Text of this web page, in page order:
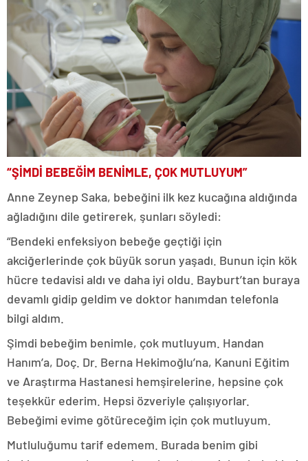
“ŞİMDİ BEBEĞİM BENİMLE, ÇOK MUTLUYUM”
Anne Zeynep Saka, bebeğini ilk kez kucağına aldığında
ağladığını dile getirerek, şunları söyledi:
“Bendeki enfeksiyon bebeğe geçtiği için
akciğerlerinde çok büyük sorun yaşadı. Bunun için kök
hücre tedavisi aldı ve daha iyi oldu. Bayburt’tan buraya
devamlı gidip geldim ve doktor hanımdan telefonla
bilgi aldım.
Şimdi bebeğim benimle, çok mutluyum. Handan
Hanım’a, Doç. Dr. Berna Hekimoğlu’na, Kanuni Eğitim
ve Araştırma Hastanesi hemşirelerine, hepsine çok
teşekkür ederim. Hepsi özveriyle çalışıyorlar.
Bebeğimi evime götüreceğim için çok mutluyum.
Mutluluğumu tarif edemem. Burada benim gibi